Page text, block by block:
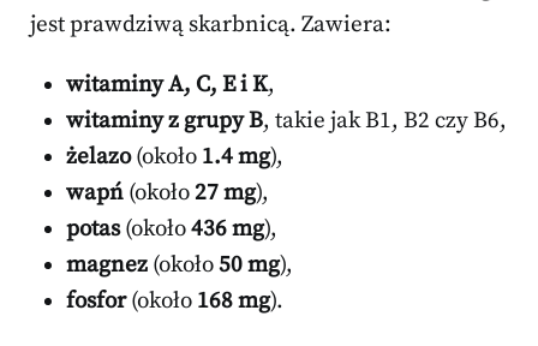
jest prawdziwą skarbnicą. Zawiera:
witaminy A, C, E i K,
witaminy z grupy B, takie jak B1, B2 czy B6,
żelazo(około 1.4 mg),
wapń (około 27 mg),
potas(około436 mg),
magnez (około50 mg),
fosfor(około 168 mg).